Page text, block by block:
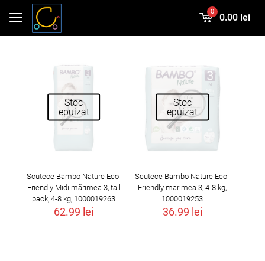
0
0.00 lei
Stoc
epuizat
Scutece Bambo Nature Eco-
Friendly Midi mărimea 3, tall
pack, 4-8 kg, 1000019263
62.99 lei
Stoc
epuizat
Scutece Bambo Nature Eco-
Friendly marimea 3, 4-8 kg,
1000019253
36.99 lei